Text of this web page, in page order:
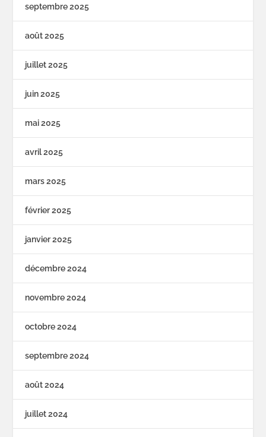
septembre 2025
août 2025
juillet 2025
juin 2025
mai 2025
avril 2025
mars 2025
février 2025
janvier 2025
décembre 2024
novembre 2024
octobre 2024
septembre 2024
août 2024
juillet 2024